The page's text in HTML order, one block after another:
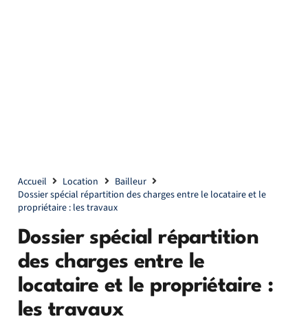
Accueil Location
Bailleur
Dossier spécial répartition des charges entre le locataire et le
propriétaire : les travaux
Dossier spécial répartition
des charges entre le
locataire et le propriétaire :
les travaux